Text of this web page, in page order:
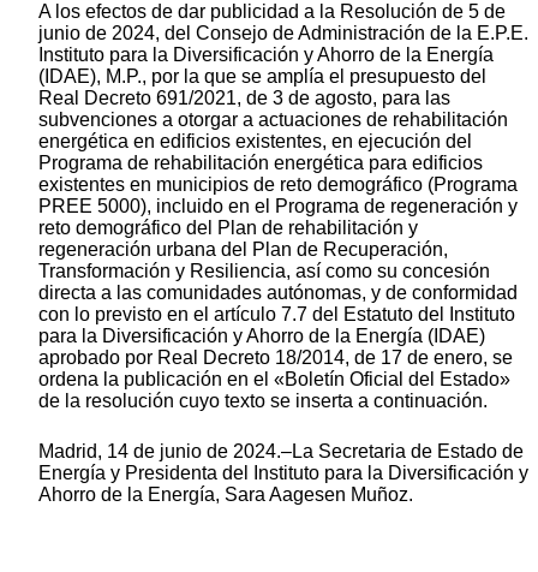
A los efectos de dar publicidad a la Resolución de 5 de
junio de 2024, del Consejo de Administración de la E.P.E.
Instituto para la Diversificación y Ahorro de la Energía
(IDAE), M.P., por la que se amplía el presupuesto del
Real Decreto 691/2021, de 3 de agosto, para las
subvenciones a otorgar a actuaciones de rehabilitación
energética en edificios existentes, en ejecución del
Programa de rehabilitación energética para edificios
existentes en municipios de reto demográfico (Programa
PREE 5000), incluido en el Programa de regeneración y
reto demográfico del Plan de rehabilitación y
regeneración urbana del Plan de Recuperación,
Transformación y Resiliencia, así como su concesión
directa a las comunidades autónomas, y de conformidad
con lo previsto en el artículo 7.7 del Estatuto del Instituto
para la Diversificación y Ahorro de la Energía (IDAE)
aprobado por Real Decreto 18/2014, de 17 de enero, se
ordena la publicación en el «Boletín Oficial del Estado»
de la resolución cuyo texto se inserta a continuación.
Madrid, 14 de junio de 2024.–La Secretaria de Estado de
Energía y Presidenta del Instituto para la Diversificación y
Ahorro de la Energía, Sara Aagesen Muñoz.